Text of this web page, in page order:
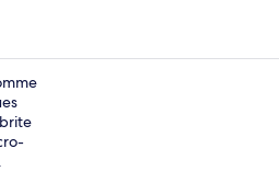
de l’hébergement